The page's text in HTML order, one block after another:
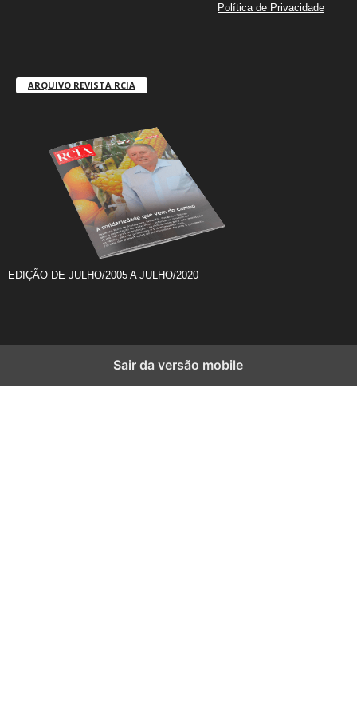
Política de Privacidade
ARQUIVO REVISTA RCIA
EDIÇÃO DE JULHO/2005 A JULHO/2020
Sair da versão mobile